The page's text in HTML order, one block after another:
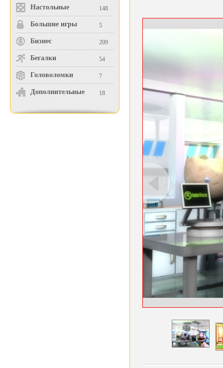
Настольные 148
Большие игры 5
Бизнес 209
Бегалки 54
Головоломки 7
Дополнительные 18